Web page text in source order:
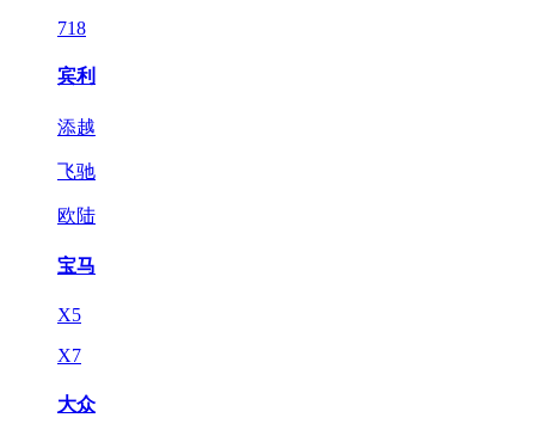
718
宾利
添越
飞驰
欧陆
宝马
X5
X7
大众